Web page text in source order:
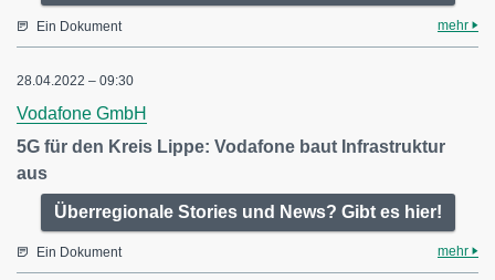
Ein Dokument mehr
28.04.2022 – 09:30
Vodafone GmbH
5G für den Kreis Lippe: Vodafone baut Infrastruktur
aus
Überregionale Stories und News? Gibt es hier!
Ein Dokument mehr